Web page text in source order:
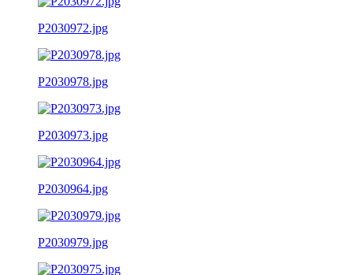
P2030972.jpg
P2030978.jpg
P2030973.jpg
P2030964.jpg
P2030979.jpg